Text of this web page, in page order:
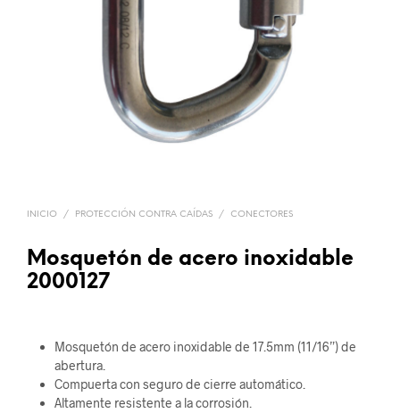
INICIO / PROTECCIÓN CONTRA CAÍDAS / CONECTORES
Mosquetón de acero inoxidable
2000127
Mosquetón de acero inoxidable de 17.5mm (11/16”) de
abertura.
Compuerta con seguro de cierre automático.
Altamente resistente a la corrosión.